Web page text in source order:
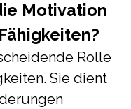
Motivation
Rolle
Sie dient